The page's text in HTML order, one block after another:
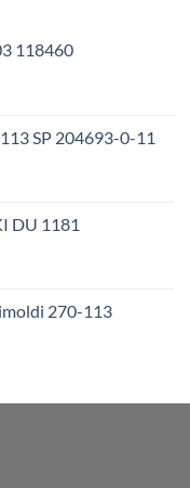
118460
SP 204693-0-11
DU 1181
270-113